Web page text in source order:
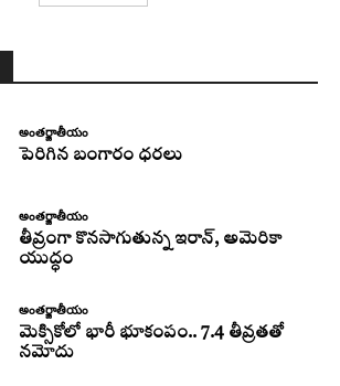
అంతర్జాతీయం
పెరిగిన బంగారం ధరలు
అంతర్జాతీయం
తీవ్రంగా కొనసాగుతున్న ఇరాన్‌, అమెరికా
యుద్ధం
అంతర్జాతీయం
మెక్సికోలో భారీ భూకంపం.. 7.4 తీవ్రతతో
నమోదు